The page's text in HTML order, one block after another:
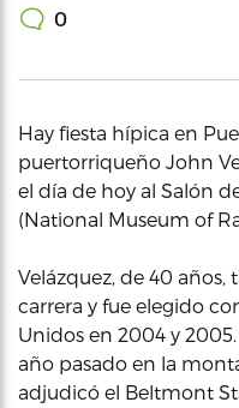
0
Hay fiesta hípica en
puertorriqueño John
el día de hoy al Salón
(National Museum of
Velázquez, de 40 años,
carrera y fue elegido
Unidos en 2004 y
año pasado en la
adjudicó el Beltmont